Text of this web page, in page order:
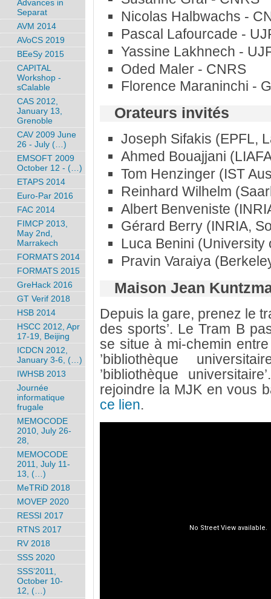
Nicolas Halbwachs -
Pascal Lafourcade -
Yassine Lakhnech -
Oded Maler - CNRS
Florence Maraninchi -
Orateurs invités
Joseph Sifakis (EPFL,
Ahmed Bouajjani
Tom Henzinger (IST
Reinhard Wilhelm
Albert Benveniste
Gérard Berry (INRIA,
Luca Benini (University
Pravin Varaiya
Maison Jean
Depuis la gare, prenez le
des sports’. Le Tram B
se situe à mi-chemin
’bibliothèque
’bibliothèque
rejoindre la MJK en vous
ce lien.
Advances in
Separat
AVM 2014
AVoCS 2019
BEeSy 2015
CAPITAL
Workshop -
sCalable
CAS 2012,
January 13,
Grenoble
CAV 2009 June
26 - July (…)
EMSOFT 2009
October 12 - (…)
ETAPS 2014
Euro-Par 2016
FAC 2014
FIMCP 2013,
May 2nd,
Marrakech
FORMATS 2014
FORMATS 2015
GreHack 2016
GT Verif 2018
HSB 2014
HSCC 2012, Apr
17-19, Beijing
ICDCN 2012,
January 3-6, (…)
IWHSB 2013
Journée
informatique
frugale
MEMOCODE
2010, July 26-
28,
MEMOCODE
2011, July 11-
13, (…)
MeTRiD 2018
MOVEP 2020
RESSI 2017
RTNS 2017
RV 2018
SSS 2020
SSS’2011,
October 10-
12, (…)